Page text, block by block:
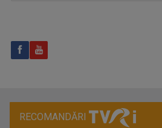
CORINA DOBREÎn prezent, este
RECOMANDĂRI